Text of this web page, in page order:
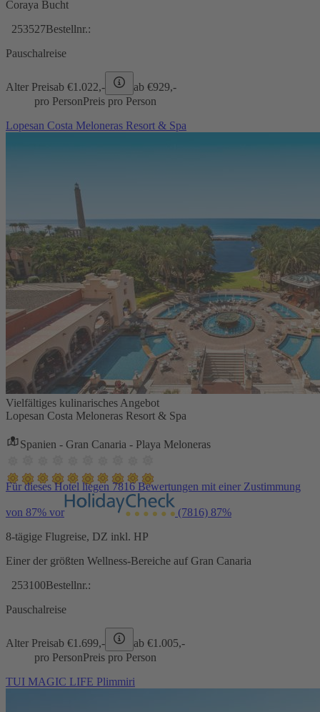
Coraya Bucht
253527Bestellnr.:
Pauschalreise
Alter Preisab €1.022,- ab €929,-
pro PersonPreis pro Person
Lopesan Costa Meloneras Resort & Spa
Vielfältiges kulinarisches Angebot
Lopesan Costa Meloneras Resort & Spa
Spanien - Gran Canaria - Playa Meloneras
Für dieses Hotel liegen 7816 Bewertungen mit einer Zustimmung
von 87% vor (7816) 87%
8-tägige Flugreise, DZ inkl. HP
Einer der größten Wellness-Bereiche auf Gran Canaria
253100Bestellnr.:
Pauschalreise
Alter Preisab €1.699,- ab €1.005,-
pro PersonPreis pro Person
TUI MAGIC LIFE Plimmiri